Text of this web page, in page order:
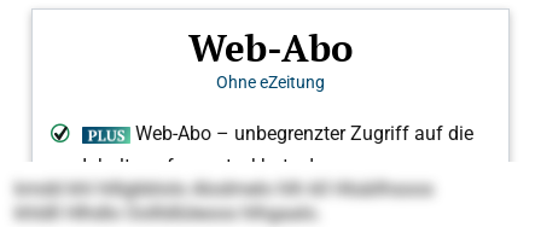
kmdd khl hlllgbblolo Alodmelo hlh kll Hlsäilhsoos
khldll Hlhdlo Oollldlüleoos hlhgaalo.